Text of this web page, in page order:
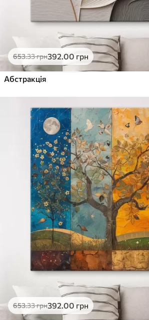
653.33грн392.00 грн
Абстракція
653.33грн392.00 грн